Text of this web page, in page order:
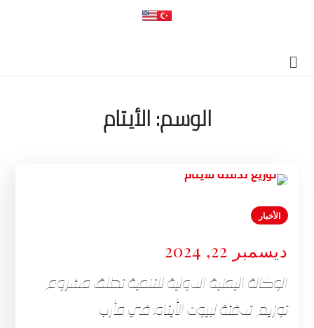
الوسم:الأيتام
الأخبار
ديسمبر 22, 2024
الوكالة اليمنية الدولية للتنمية تطلق مشروع
توزيع تدفئة لبيوت الأيتام في مأرب